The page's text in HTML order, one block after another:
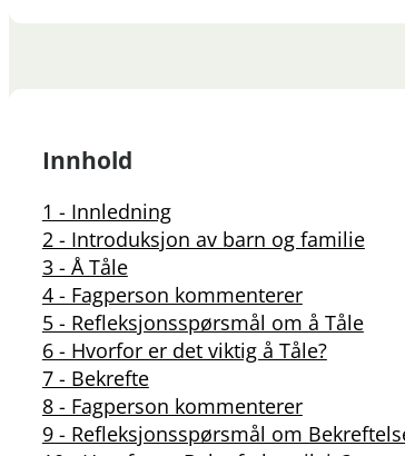
Innhold
1 - Innledning
2 - Introduksjon av barn og familie
3 - Å Tåle
4 - Fagperson kommenterer
5 - Refleksjonsspørsmål om å Tåle
6 - Hvorfor er det viktig å Tåle?
7 - Bekrefte
8 - Fagperson kommenterer
9 - Refleksjonsspørsmål om